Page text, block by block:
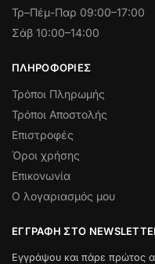
Τρ–Πέμ-Παρ 09:00–17:00
Σάβ 10:00–14:00
ΠΛΗΡΟΦΟΡΊΕΣ
Τρόποι Πληρωμής
Τρόποι Αποστολής
Επιστροφές
Όροι χρήσης
Επικονωνία
Ο λογαριασμός μου
ΕΓΓΡΑΦΉ ΣΤΟ
Εγγράψου και πάρε πρώτος